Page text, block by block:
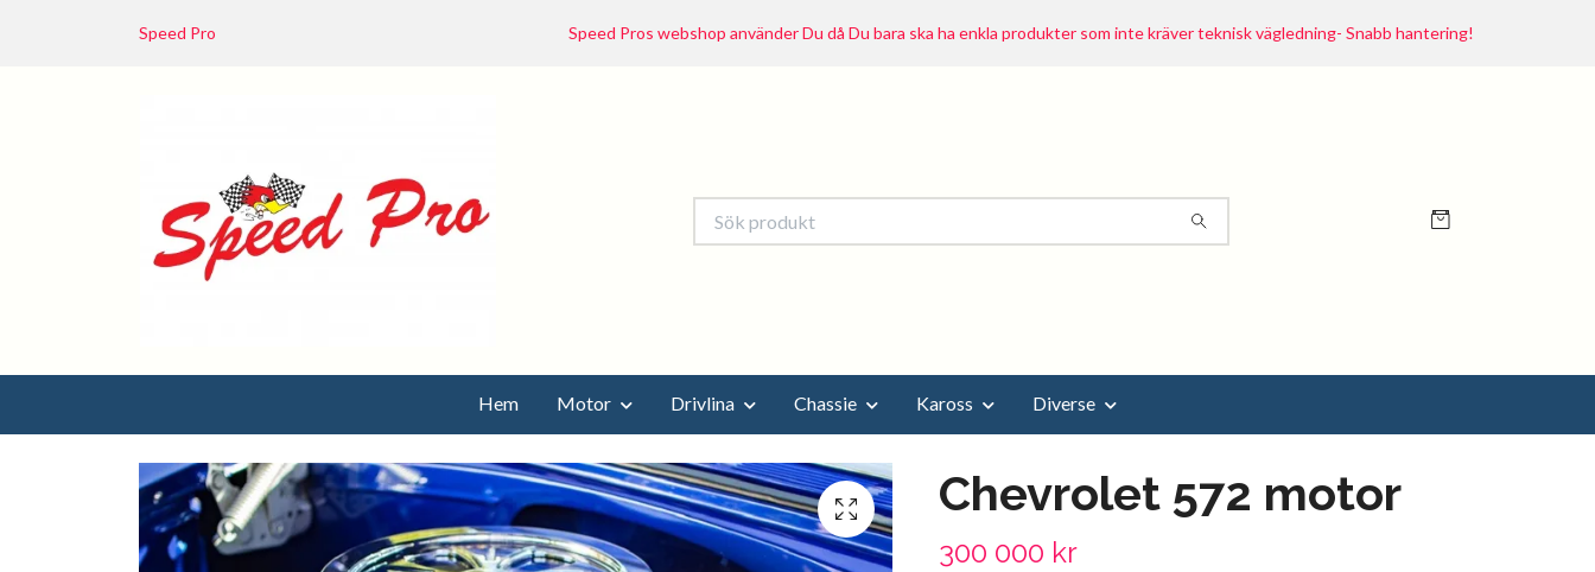
Speed Pro Speed Pros webshop använder Du då Du bara ska ha enkla produkter som inte kräver teknisk vägledning- Snabb hantering!
Hem Motor Drivlina Chassie Kaross Diverse
Chevrolet 572 motor
300 000 kr